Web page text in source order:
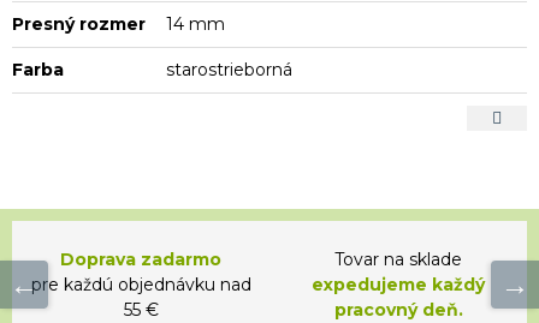
Presný rozmer 14 mm
Farba starostrieborná
Doprava zadarmo
pre každú objednávku nad
55 €
Tovar na sklade
expedujeme každý
pracovný deň.